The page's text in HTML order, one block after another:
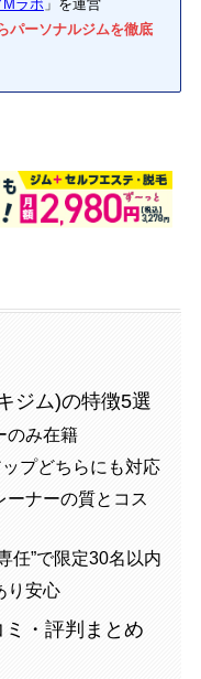
ラボ 」を運営
パーソナルジムを徹底
ジム)の特徴5選
のみ在籍
プどちらにも対応
ナーの質とコス
任”で限定30名以内
り安心
・評判まとめ